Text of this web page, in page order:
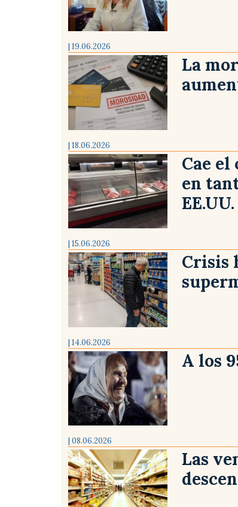
| 19.06.2026
La
| 18.06.2026
Cae
en
EE.UU.
| 15.06.2026
Crisis
| 14.06.2026
A los
| 08.06.2026
Las